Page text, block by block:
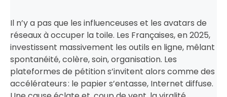
Il n’y a pas que les influenceuses et les avatars de
réseaux à occuper la toile. Les Françaises, en 2025,
investissent massivement les outils en ligne, mêlant
spontanéité, colère, soin, organisation. Les
plateformes de pétition s’invitent alors comme des
accélérateurs : le papier s’entasse, Internet diffuse.